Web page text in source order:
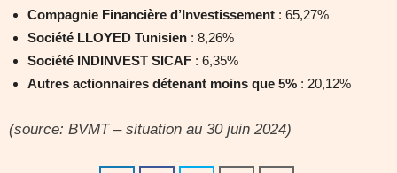
Compagnie Financière d’Investissement : 65,27%
Société LLOYED Tunisien : 8,26%
Société INDINVEST SICAF : 6,35%
Autres actionnaires détenant moins que 5% : 20,12%
(source: BVMT – situation au 30 juin 2024)